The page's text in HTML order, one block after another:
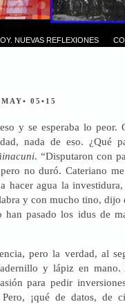
NUEVAS REFLEXIONES
05•15
y se esperaba lo peor.
nada de eso. ¿Qué
. “Disputaron con
no duró. Cateriano
hacer agua la
y con mucho tino, dijo
pasado los idus de
pero la verdad, al
y lápiz en mano.
para pedir
¡qué de datos, de